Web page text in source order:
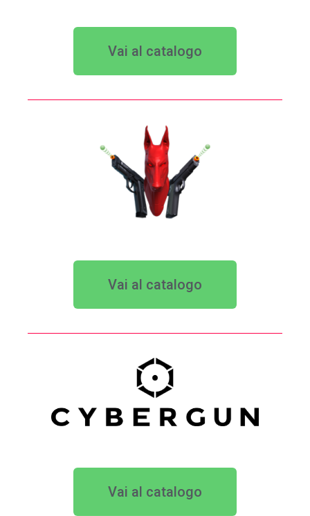
Vai al catalogo
Vai al catalogo
Vai al catalogo